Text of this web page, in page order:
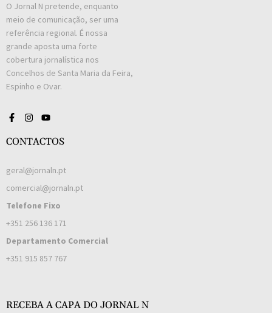
O Jornal N pretende, enquanto
meio de comunicação, ser uma
referência regional. É nossa
grande aposta uma forte
cobertura jornalística nos
Concelhos de Santa Maria da Feira,
Espinho e Ovar.
CONTACTOS
geral@jornaln.pt
comercial@jornaln.pt
Telefone Fixo
+351 256 136 171
Departamento Comercial
+351 915 857 767
RECEBA A CAPA DO JORNAL N